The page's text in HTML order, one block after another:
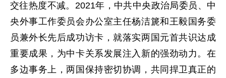
交往热度不减。2021年，中共中央政治局委员、中
央外事工作委员会办公室主任杨洁篪和王毅国务委
员兼外长先后成功访卡，就落实两国元首共识达成
重要成果，为中卡关系发展注入新的强劲动力。在
多边事务上，两国保持密切协调，共同捍卫真正的